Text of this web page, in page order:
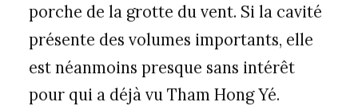
porche de la grotte du vent. Si la cavité
présente des volumes importants, elle
est néanmoins presque sans intérêt
pour qui a déjà vu Tham Hong Yé.